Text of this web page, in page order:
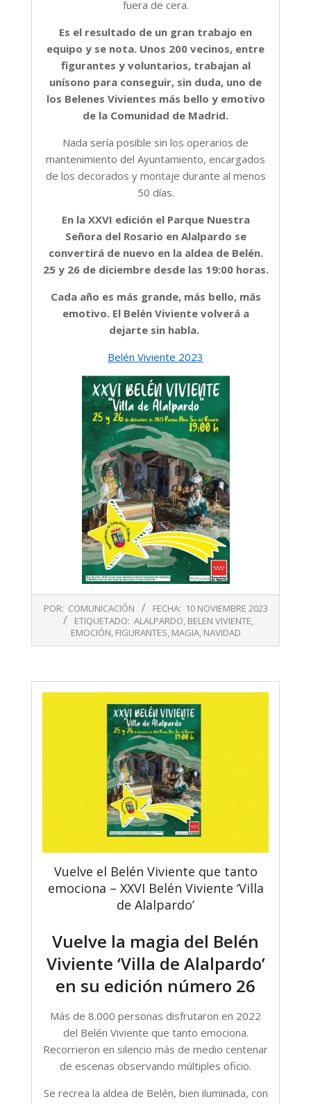
fuera de cera.
Es el resultado de un gran trabajo en
equipo y se nota. Unos 200 vecinos, entre
figurantes y voluntarios, trabajan al
unísono para conseguir, sin duda, uno de
los Belenes Vivientes más bello y emotivo
de la Comunidad de Madrid.
Nada sería posible sin los operarios de
mantenimiento del Ayuntamiento, encargados
de los decorados y montaje durante al menos
50 días.
En la XXVI edición el Parque Nuestra
Señora del Rosario en Alalpardo se
convertirá de nuevo en la aldea de Belén.
25 y 26 de diciembre desde las 19:00 horas.
Cada año es más grande, más bello, más
emotivo. El Belén Viviente volverá a
dejarte sin habla.
Belén Viviente 2023
11-
POR: COMUNICACIÓN FECHA: 10 NOVIEMBRE 2023
ETIQUETADO: ALALPARDO, BELEN VIVIENTE,
EMOCIÓN, FIGURANTES, MAGIA, NAVIDAD
Vuelve el Belén Viviente que tanto
emociona – XXVI Belén Viviente ‘Villa
de Alalpardo’
Vuelve la magia del Belén
Viviente ‘Villa de Alalpardo’
en su edición número 26
Más de 8.000 personas disfrutaron en 2022
del Belén Viviente que tanto emociona.
Recorrieron en silencio más de medio centenar
de escenas observando múltiples oficio.
Se recrea la aldea de Belén, bien iluminada, con